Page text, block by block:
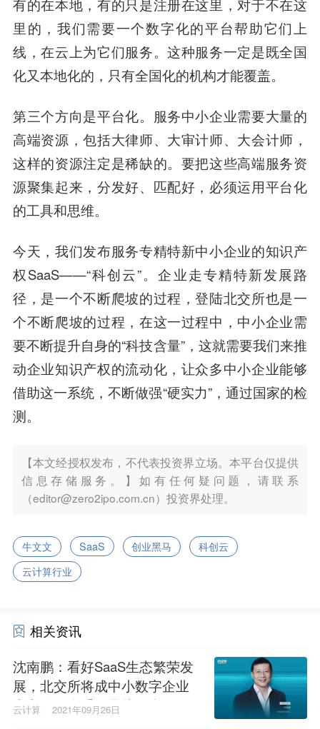
有的在本地，有的只是注册在这里，对于不在这
里的，我们需要一个数字化的平台帮助它们上
线，在云上为它们服务。这种服务一定是既全国
化又本地化的，只有全国化的机构才能覆盖。
第三个方向是平台化。服务中小企业需要大量的
高端资源，包括大律师、大审计师、大会计师，
这样的资源注定是稀缺的。要把这些高端服务资
源聚集起来，分发好、匹配好，必须运用平台化
的工具和思维。
今天，我们发布服务专精特新中小企业的知识产
权SaaS——“科创云”。企业走专精特新发展路
径，是一个不断爬坡的过程，登陆北交所也是一
个不断爬坡的过程，在这一过程中，中小企业需
要不断提升自身的“科技含量”，这就需要我们来推
动企业知识产权的流动化，让众多中小企业能够
借助这一系统，不断做强“硬实力”，通过国家的检
测。
【本文经授权发布，不代表投资界立场。本平台仅提供
信息存储服务。】如有任何疑问题，请联系
（editor@zero2ipo.com.cn）投资界处理。
牛文文 SaaS 创业黑马
科创云
云计算行业
相关资讯
沈南鹏：看好SaaS生态繁荣发
展，北交所将成中小数字企业
上市的一个重要承接平台
云计算 2021年09月26日